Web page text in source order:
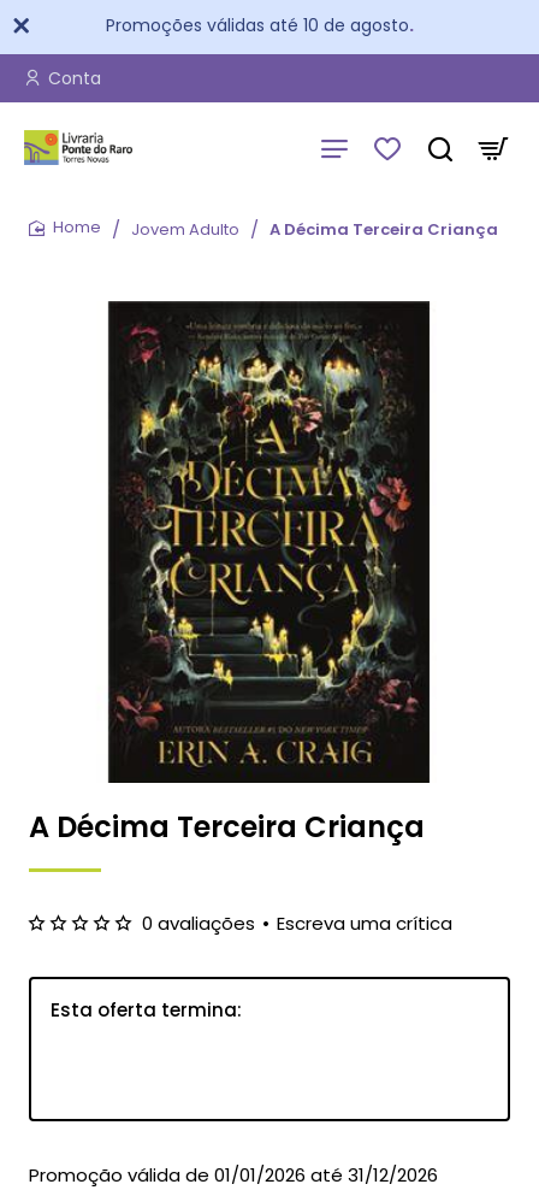
Promoções válidas até 10 de agosto.
Conta
Jovem Adulto A Décima Terceira Criança
A Décima Terceira Criança
0 avaliações • Escreva uma crítica
Esta oferta termina:
Promoção válida de 01/01/2026 até 31/12/2026